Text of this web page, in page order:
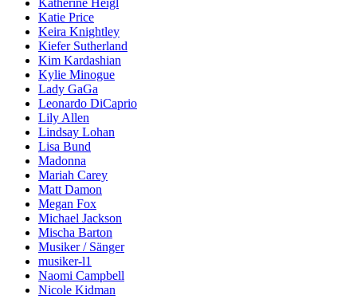
Katherine Heigl
Katie Price
Keira Knightley
Kiefer Sutherland
Kim Kardashian
Kylie Minogue
Lady GaGa
Leonardo DiCaprio
Lily Allen
Lindsay Lohan
Lisa Bund
Madonna
Mariah Carey
Matt Damon
Megan Fox
Michael Jackson
Mischa Barton
Musiker / Sänger
musiker-l1
Naomi Campbell
Nicole Kidman